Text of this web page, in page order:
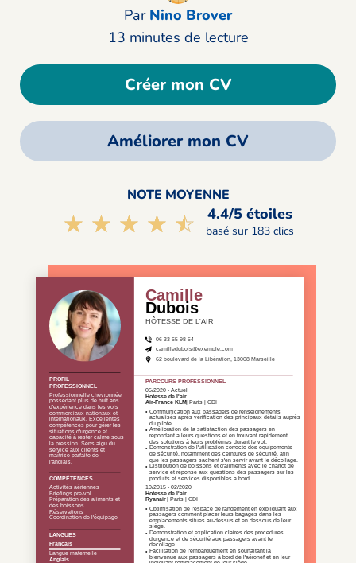
Par Nino Brover
13 minutes de lecture
Créer mon CV
Améliorer mon CV
NOTE MOYENNE
☆☆☆☆☆
★★★★★ 4.4/5 étoiles
basé sur 183 clics